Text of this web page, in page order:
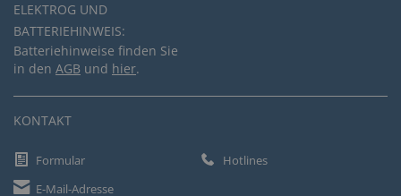
ELEKTROG UND
BATTERIEHINWEIS:
Batteriehinweise finden Sie
in den AGB und hier.
KONTAKT
Formular
Hotlines
E-Mail-Adresse